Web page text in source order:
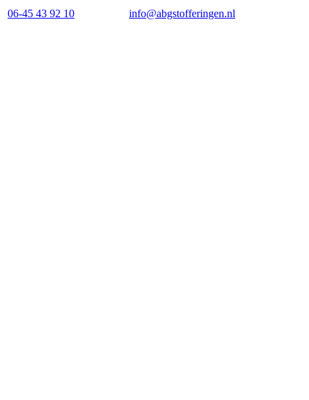
06-45 43 92 10 info@abgstofferingen.nl